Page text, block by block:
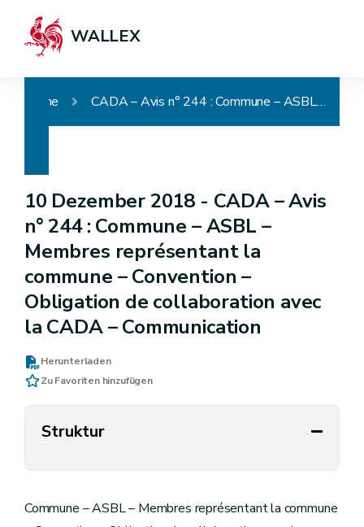
WALLEX
Home CADA – Avis n° 244 : Commune – ASBL – Membres représentant la commune – Convention – Obligation de collaboration avec la CADA – Communication
10 Dezember 2018 - CADA – Avis
n° 244 : Commune – ASBL –
Membres représentant la
commune – Convention –
Obligation de collaboration avec
la CADA – Communication
Herunterladen
Zu Favoriten hinzufügen
Struktur
Commune – ASBL – Membres représentant la commune